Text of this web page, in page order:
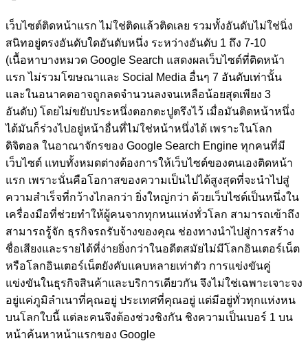
เว็บไซต์ติดหน้าแรก ไม่ใช่ติดแล้วติดเลย รวมทั้งอันดับไม่ใช่นิ่ง
สนิทอยู่ตรงอันดับใดอันดับหนึ่ง ระหว่างอันดับ 1 ถึง 7-10
(เนื้อหาบางหมวด Google Search แสดงผลเว็บไซต์ที่ติดหน้า
แรก ไม่รวมโฆษณาและ Social Media อื่นๆ 7 อันดับเท่านั้น
และในอนาคตอาจถูกลดจำนวนลงจนเหลือน้อยสุดเพียง 3
อันดับ) โดยไม่ขยับประหนึ่งตอกตะปูตรึงไว้ เมื่อมันติดหน้าหนึ่ง
ได้มันก็ร่วงไปอยู่หน้าอื่นที่ไม่ใช่หน้าหนึ่งได้ เพราะในโลก
ดิจิตอล ในอาณาจักรของ Google Search Engine ทุกคนที่มี
เว็บไซต์ แทบทั้งหมดต่างต้องการให้เว็บไซต์ของตนเองติดหน้า
แรก เพราะนั่นคือโอกาสของความเป็นไปได้สูงสุดที่จะนำไปสู่
ความสำเร็จที่กว้างไกลกว่า ยิ่งใหญ่กว่า ด้วยเว็บไซต์เป็นหนึ่งใน
เครื่องมือที่ช่วยทำให้ผู้คนจากทุกหนแห่งทั่วโลก สามารถเข้าถึง
สามารถรู้จัก ธุรกิจรถรับจ้างของคุณ ช่องทางนำไปสู่การสร้าง
ชื่อเสียงและรายได้ที่ง่ายยิ่งกว่าในอดีตสมัยไม่มีโลกอินเตอร์เน็ต
หรือโลกอินเตอร์เน็ตยังคับแคบหลายเท่าตัว การแข่งขันคู่
แข่งขันในธุรกิจสินค้าและบริการเดียวกัน จึงไม่ใช่เฉพาะเจาะจง
อยู่แค่ภูมิลำเนาที่คุณอยู่ ประเทศที่คุณอยู่ แต่มีอยู่ทั่วทุกแห่งหน
บนโลกใบนี้ แต่ละคนจึงต้องช่วงชิงกัน ชิงความเป็นเบอร์ 1 บน
หน้าค้นหาหน้าแรกของ Google